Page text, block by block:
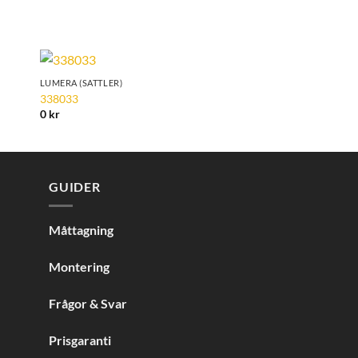
LUMERA (SATTLER)
338033
0 kr
GUIDER
Måttagning
Montering
Frågor & Svar
Prisgaranti